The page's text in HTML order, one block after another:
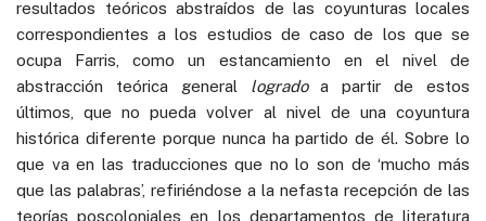
resultados teóricos abstraídos de las coyunturas locales
correspondientes a los estudios de caso de los que se
ocupa Farris, como un estancamiento en el nivel de
abstracción teórica general logradoa partir de estos
últimos, que no pueda volver al nivel de una coyuntura
histórica diferente porque nunca ha partido de él. Sobre lo
que va en las traducciones que no lo son de ‘mucho más
que las palabras’, refiriéndose a la nefasta recepción de las
teorías poscoloniales en los departamentos de literatura